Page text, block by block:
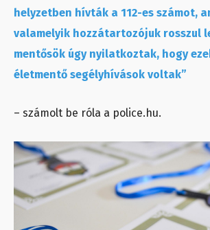
helyzetben hívták a 112-es számot,
valamelyik hozzátartozójuk rosszul
mentősök úgy nyilatkoztak, hogy
életmentő segélyhívások voltak”
– számolt be róla a police.hu.